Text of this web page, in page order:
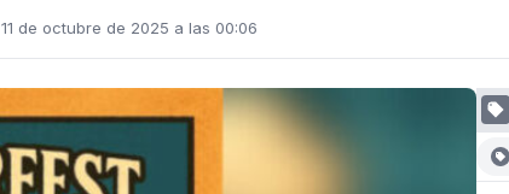
11 de octubre de 2025 a las 00:06